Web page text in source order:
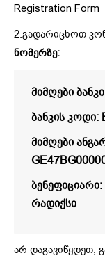
Registration Form
2.გადარიცხოთ
ნომერზე:
მიმღები
ბანკის კოდი:
მიმღები
რადიქსი
არ დაგავიწყდეთ,